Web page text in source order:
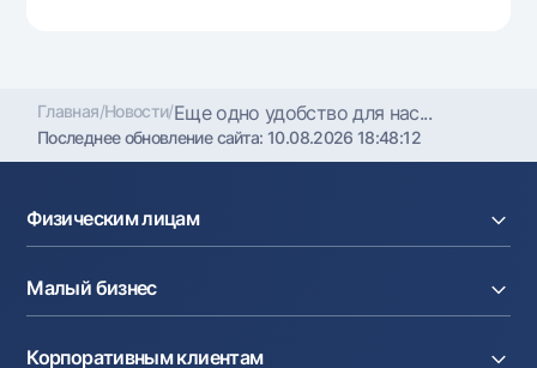
Главная/Новости/Еще одно удобство для нас...
Последнее обновление сайта: 10.08.2026 18:48:12
Физическим лицам
Вклады
Карты
Курсы валют
Малый бизнес
Корпоративным клиентам